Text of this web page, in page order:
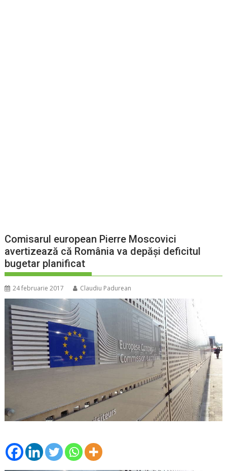
Comisarul european Pierre Moscovici
avertizează că România va depăşi deficitul
bugetar planificat
24 februarie 2017 Claudiu Padurean